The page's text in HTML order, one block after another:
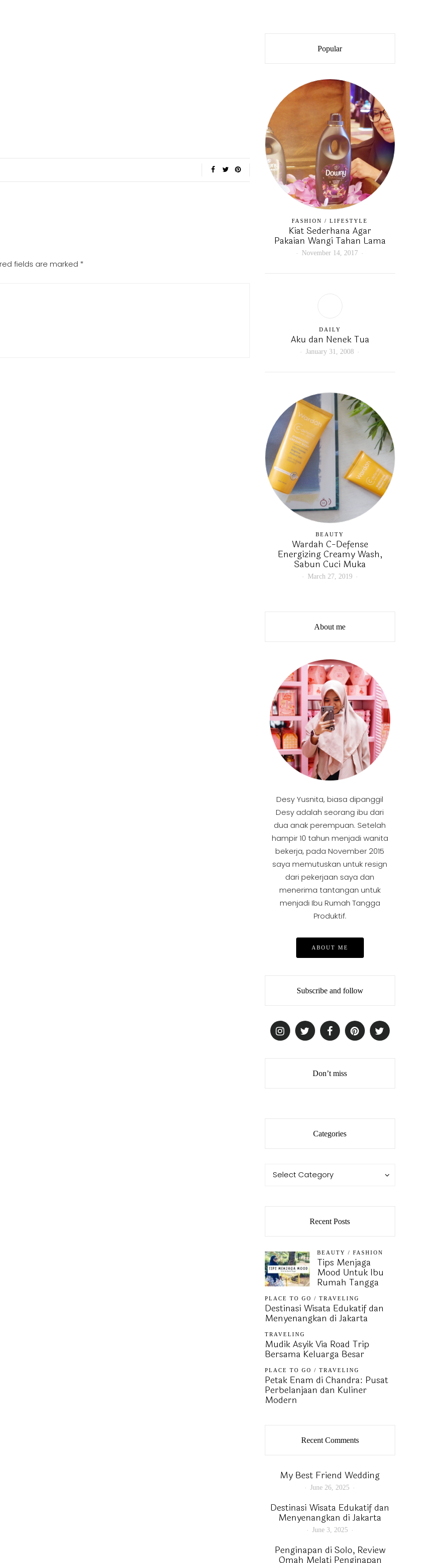
fields are marked *
Popular
FASHION /LIFESTYLE
Kiat Sederhana Agar
Pakaian Wangi Tahan Lama
November 14, 2017
DAILY
Aku dan Nenek Tua
January 31, 2008
BEAUTY
Wardah C-Defense
Energizing Creamy Wash,
Sabun Cuci Muka
March 27, 2019
About me
Desy Yusnita, biasa dipanggil
Desy adalah seorang ibu dari
dua anak perempuan. Setelah
hampir 10 tahun menjadi wanita
bekerja, pada November 2015
saya memutuskan untuk resign
dari pekerjaan saya dan
menerima tantangan untuk
menjadi Ibu Rumah Tangga
Produktif.
ABOUT ME
Subscribe and follow
Don’t miss
Categories
Categories
Select Category
Categories
Recent Posts
BEAUTY / FASHION
Tips Menjaga
Mood Untuk Ibu
Rumah Tangga
PLACE TO GO / TRAVELING
Destinasi Wisata Edukatif dan
Menyenangkan di Jakarta
TRAVELING
Mudik Asyik Via Road Trip
Bersama Keluarga Besar
PLACE TO GO / TRAVELING
Petak Enam di Chandra: Pusat
Perbelanjaan dan Kuliner
Modern
Recent Comments
My Best Friend Wedding
June 26, 2025
Destinasi Wisata Edukatif dan
Menyenangkan di Jakarta
June 3, 2025
Penginapan di Solo, Review
Omah Melati Penginapan